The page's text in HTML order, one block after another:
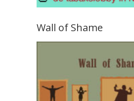
Wall of Shame